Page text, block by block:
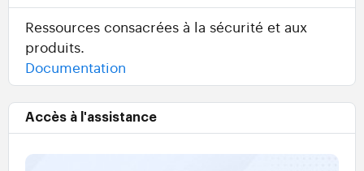
Ressources consacrées à la sécurité et aux
produits.
Documentation
Accès à l'assistance